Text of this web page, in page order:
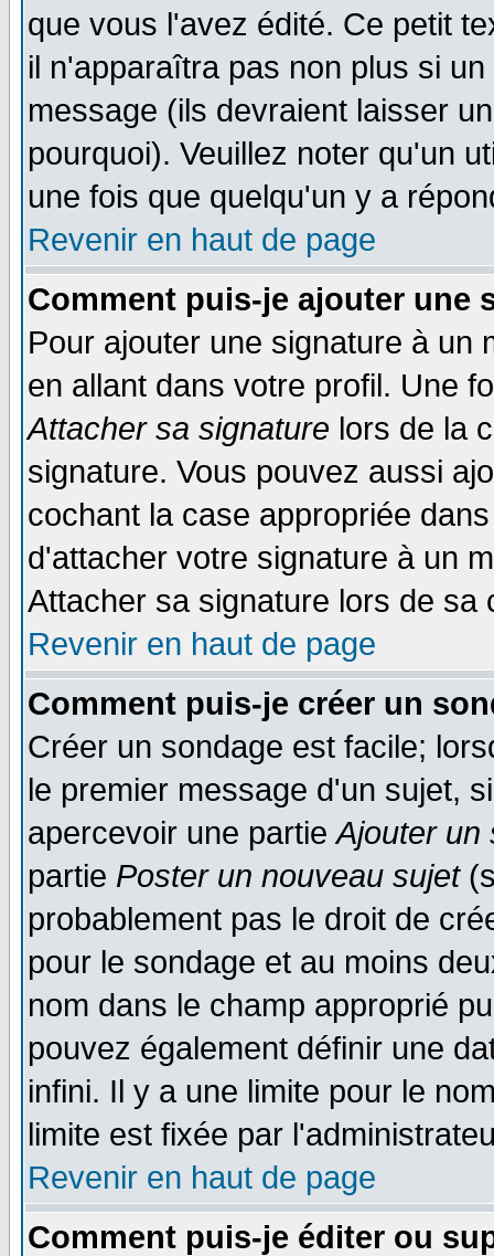
que vous l'avez édité. Ce petit
il n'apparaîtra pas non plus si
message (ils devraient laisser
pourquoi). Veuillez noter qu'un
une fois que quelqu'un y a
Revenir en haut de page
Comment puis-je ajouter une
Pour ajouter une signature à un
en allant dans votre profil. Une
Attacher sa signature lors de la
signature. Vous pouvez aussi
cochant la case appropriée
d'attacher votre signature à un
Attacher sa signature lors de sa
Revenir en haut de page
Comment puis-je créer un
Créer un sondage est facile;
le premier message d'un sujet,
apercevoir une partieAjouter un
partie Poster un nouveau sujet
probablement pas le droit de
pour le sondage et au moins
nom dans le champ approprié
pouvez également définir une
infini. Il y a une limite pour le
limite est fixée par
Revenir en haut de page
Comment puis-je éditer ou